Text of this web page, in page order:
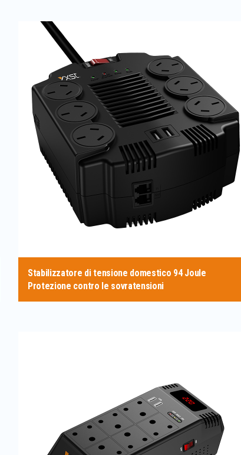
Stabilizzatore di tensione domestico 94 Joule
Protezione contro le sovratensioni